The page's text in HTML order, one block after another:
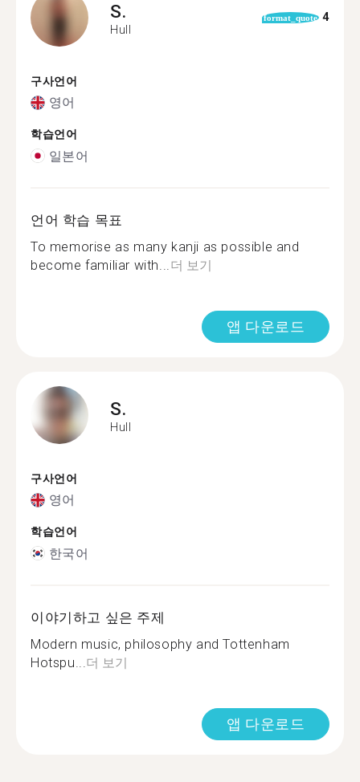
S.
Hull
format_quote 4
구사언어
영어
학습언어
일본어
언어 학습 목표
To memorise as many kanji as possible and
become familiar with... 더 보기
앱 다운로드
S.
Hull
구사언어
영어
학습언어
한국어
이야기하고 싶은 주제
Modern music, philosophy and Tottenham
Hotspu... 더 보기
앱 다운로드